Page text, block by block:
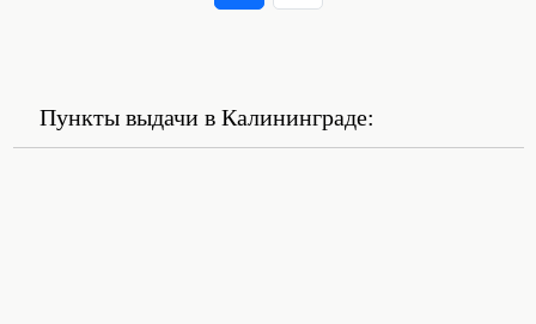
Пункты выдачи в Калининграде: